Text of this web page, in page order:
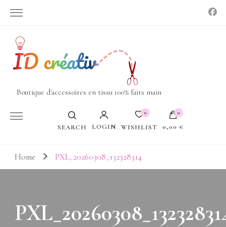
Boutique d'accessoires en tissu 100% faits main
SEARCH LOGIN
0
WISHLIST
0
0,00 €
Votre panier est vide.
Home PXL_20260308_132328314